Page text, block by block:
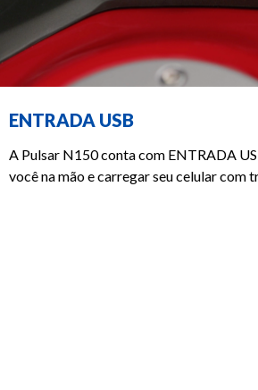
ENTRADA USB
A Pulsar N150 conta com ENTRADA
você na mão e carregar seu celular com